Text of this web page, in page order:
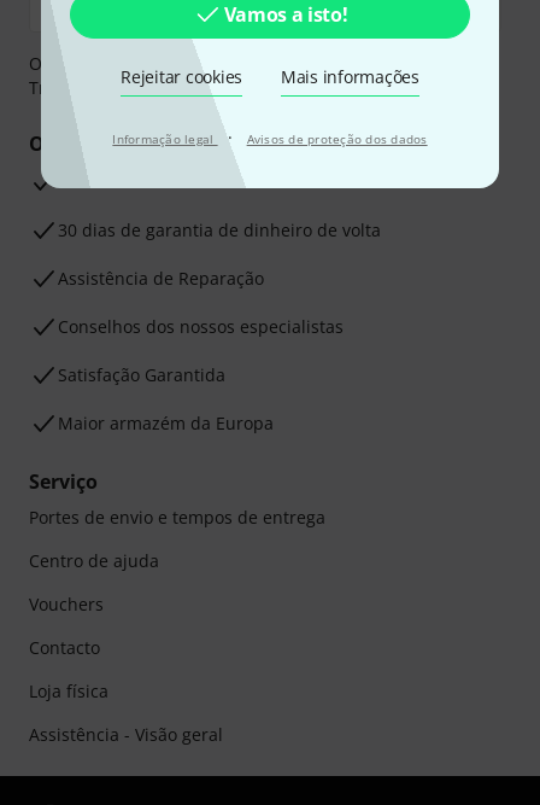
Vamos a isto!
Rejeitar cookies Mais informações
Informação legal · Avisos de proteção dos dados
O pagamento pode ser feito de forma segura através de
Transferência bancária, PayPal ou Cartão de crédito.
Os seus benefícios
Garantia Thomann de 3 anos
30 dias de garantia de dinheiro de volta
Assistência de Reparação
Conselhos dos nossos especialistas
Satisfação Garantida
Maior armazém da Europa
Serviço
Portes de envio e tempos de entrega
Centro de ajuda
Vouchers
Contacto
Loja física
Assistência - Visão geral